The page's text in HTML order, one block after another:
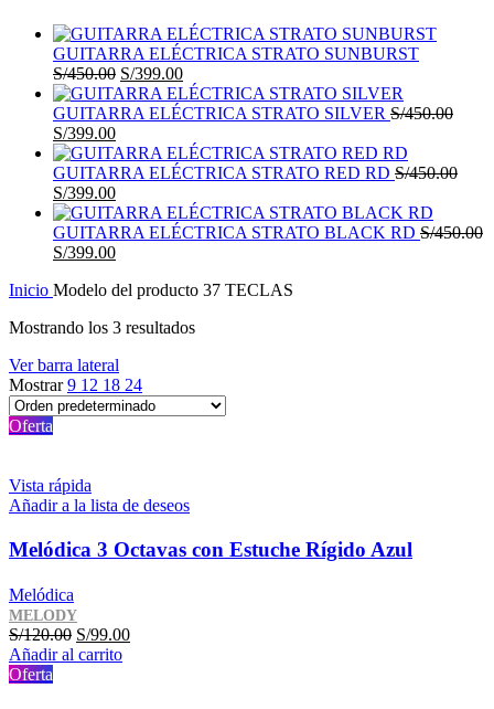
GUITARRA ELÉCTRICA STRATO SUNBURST
S/450.00 El
precio
original
S/450.00.
S/399.00El
precio
actual
S/399.00.
GUITARRA ELÉCTRICA STRATO SILVER S/450.00
El
precio
original
era:
S/450.00.
S/399.00El
precio
actual
es:
S/399.00.
GUITARRA ELÉCTRICA STRATO RED RD S/450.00
El
precio
original
era:
S/399.00El
precio
actual
es:
GUITARRA ELÉCTRICA STRATO BLACK RD S/450.00
El
original
S/450.00.
S/399.00El
actual
S/399.00.
Inicio Modelo del producto 37 TECLAS
Mostrando los 3 resultados
Ver barra lateral
Mostrar9 12 18 24
Oferta
Vista rápida
Añadir a la lista de deseos
Melódica 3 Octavas con Estuche Rígido Azul
Melódica
MELODY
S/120.00 El
precio
S/99.00El
Añadir al carrito
Oferta